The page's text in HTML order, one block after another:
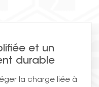
et un
durable
la charge liée à